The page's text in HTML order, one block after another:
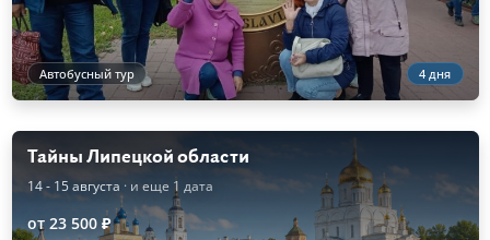
Автобусный тур 4 дня
Тайны Липецкой области
14 - 15 августа · и еще 1 дата
от 23 500 ₽